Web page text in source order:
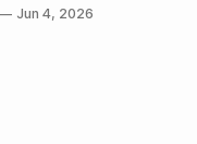
Jun 4, 2026